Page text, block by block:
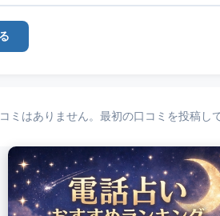
ミはありません。最初の口コミを投稿し